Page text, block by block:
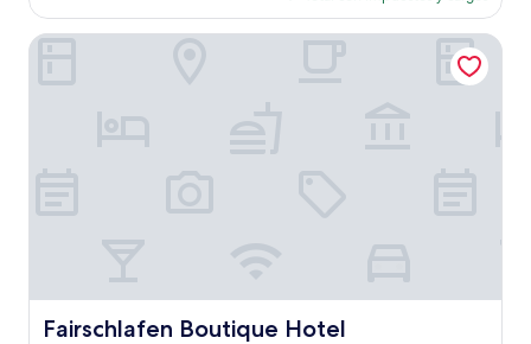
es
de
Fairschlafen Boutique Hotel
Fairschlafen Boutique Hotel
Fairschlafen Boutique Hotel